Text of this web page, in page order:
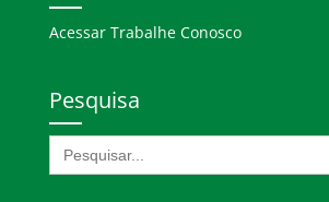
Acessar Trabalhe Conosco
Pesquisa
Search
for: